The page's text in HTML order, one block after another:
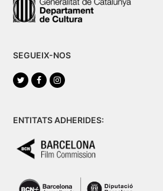
SEGUEIX-NOS
TwitterFacebookInstagram
ENTITATS ADHERIDES: